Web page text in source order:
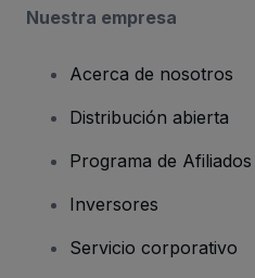
Nuestra empresa
Acerca de nosotros
Distribución abierta
Programa de Afiliados
Inversores
Servicio corporativo